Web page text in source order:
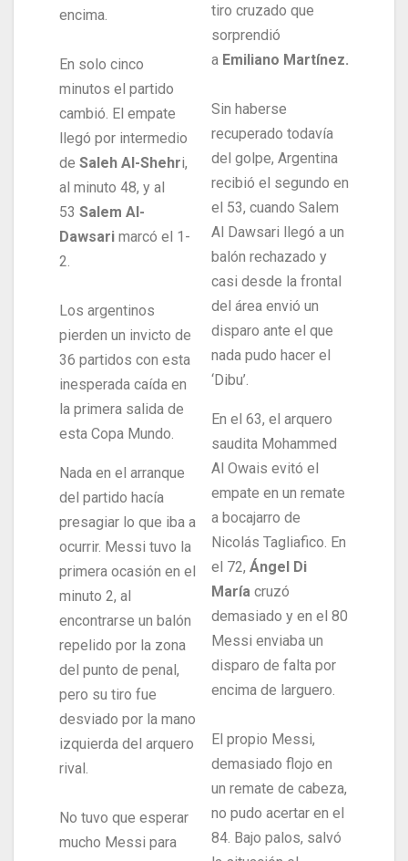
encima.
En solo cinco
minutos el partido
cambió. El empate
llegó por intermedio
de Saleh Al-Shehri,
al minuto 48, y al
53 Salem Al-
Dawsari marcó el 1-
2.
Los argentinos
pierden un invicto de
36 partidos con esta
inesperada caída en
la primera salida de
esta Copa Mundo.
Nada en el arranque
del partido hacía
presagiar lo que iba a
ocurrir. Messi tuvo la
primera ocasión en el
minuto 2, al
encontrarse un balón
repelido por la zona
del punto de penal,
pero su tiro fue
desviado por la mano
izquierda del arquero
rival.
No tuvo que esperar
mucho Messi para
tiro cruzado que
sorprendió
a Emiliano Martínez.
Sin haberse
recuperado todavía
del golpe, Argentina
recibió el segundo en
el 53, cuando Salem
Al Dawsari llegó a un
balón rechazado y
casi desde la frontal
del área envió un
disparo ante el que
nada pudo hacer el
‘Dibu’.
En el 63, el arquero
saudita Mohammed
Al Owais evitó el
empate en un remate
a bocajarro de
Nicolás Tagliafico. En
el 72, Ángel Di
María cruzó
demasiado y en el 80
Messi enviaba un
disparo de falta por
encima de larguero.
El propio Messi,
demasiado flojo en
un remate de cabeza,
no pudo acertar en el
84. Bajo palos, salvó